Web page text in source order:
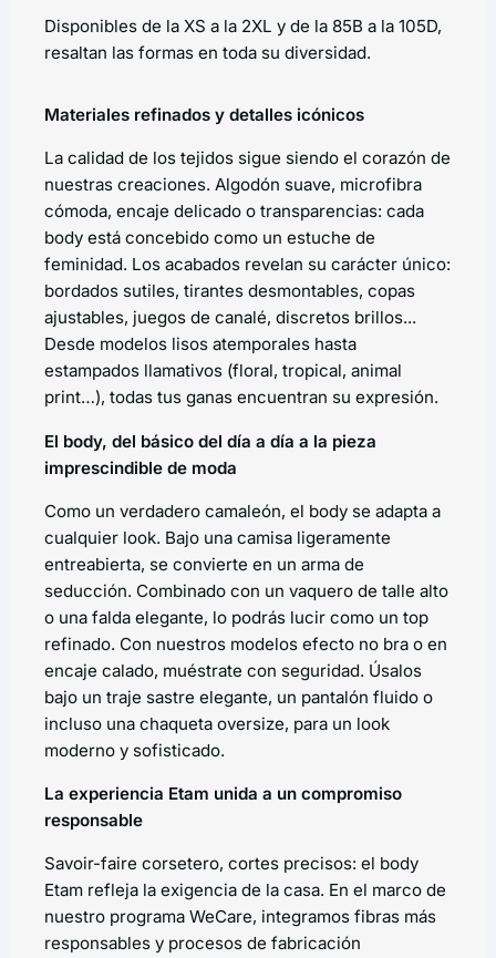
Disponibles de la XS a la 2XL y de la 85B a la 105D,
resaltan las formas en toda su diversidad.
Materiales refinados y detalles icónicos
La calidad de los tejidos sigue siendo el corazón de
nuestras creaciones. Algodón suave, microfibra
cómoda, encaje delicado o transparencias: cada
body está concebido como un estuche de
feminidad. Los acabados revelan su carácter único:
bordados sutiles, tirantes desmontables, copas
ajustables, juegos de canalé, discretos brillos...
Desde modelos lisos atemporales hasta
estampados llamativos (floral, tropical, animal
print…), todas tus ganas encuentran su expresión.
El body, del básico del día a día a la pieza
imprescindible de moda
Como un verdadero camaleón, el body se adapta a
cualquier look. Bajo una camisa ligeramente
entreabierta, se convierte en un arma de
seducción. Combinado con un vaquero de talle alto
o una falda elegante, lo podrás lucir como un top
refinado. Con nuestros modelos efecto no bra o en
encaje calado, muéstrate con seguridad. Úsalos
bajo un traje sastre elegante, un pantalón fluido o
incluso una chaqueta oversize, para un look
moderno y sofisticado.
La experiencia Etam unida a un compromiso
responsable
Savoir-faire corsetero, cortes precisos: el body
Etam refleja la exigencia de la casa. En el marco de
nuestro programa WeCare, integramos fibras más
responsables y procesos de fabricación